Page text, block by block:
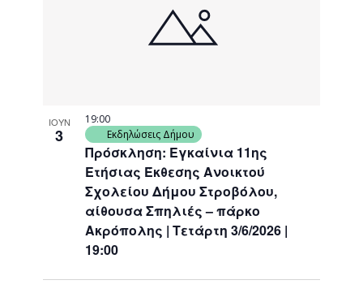
ΙΟΥΝ
3
Πρόσκληση: Εγκαίνια 11ης
Ετήσιας Έκθεσης Ανοικτού
Σχολείου Δήμου Στροβόλου,
αίθουσα Σπηλιές – πάρκο
Ακρόπολης | Τετάρτη 3/6/2026 |
19:00
19:00
Εκδηλώσεις Δήμου